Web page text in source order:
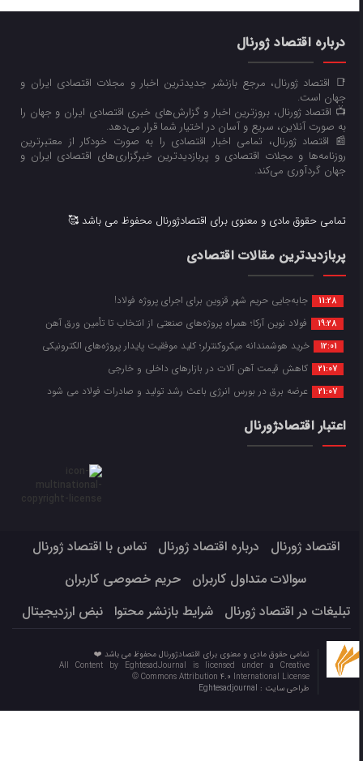
درباره اقتصاد ژورنال
📑 اقتصاد ژورنال، مرجع بازنشر جدیدترین اخبار و مجلات اقتصادی ایران و
جهان است.
📺 اقتصاد ژورنال، بروزترین اخبار و گزارش‌های خبری اقتصادی ایران و جهان را
به صورت آنلاین، سریع و آسان در اختیار شما قرار می‌‌دهد.
📰 اقتصاد ژورنال، تمامی اخبار اقتصادی را به صورت خودکار از معتبرترین
روزنامه‌ها و مجلات اقتصادی و پربازدیدترین خبرگزاری‌های اقتصادی ایران و
جهان گردآوری می‌کند.
تمامی حقوق مادی و معنوی برای اقتصادژورنال محفوظ می باشد 🥰
پربازدیدترین مقالات اقتصادی
11:28 جابه‌جایی حریم شهر قزوین برای اجرای پروژه فولاد!
19:28 فولاد نوین آرکا؛ همراه پروژه‌های صنعتی از انتخاب تا تأمین ورق آهن
12:01 خرید هوشمندانه میکروکنترلر؛ کلید موفقیت پایدار پروژه‌های الکترونیکی
21:07 کاهش قیمت آهن آلات در بازارهای داخلی و خارجی
21:07 عرضه برق در بورس انرژی باعث رشد تولید و صادرات فولاد می شود
اعتبار اقتصادژورنال
اقتصاد ژورنال درباره اقتصاد ژورنال
تماس با اقتصاد ژورنال
سوالات متداول کاربران
حریم خصوصی کاربران
تبلیغات در اقتصاد ژورنال
شرایط بازنشر محتوا نبض ارزدیجیتال
تمامی حقوق مادی و معنوی برای اقتصادژورنال محفوظ می باشد ❤️
All Content by EghtesadJournal is licensed under a Creative
Commons Attribution 4.0 International License ©️
طراحی سایت :